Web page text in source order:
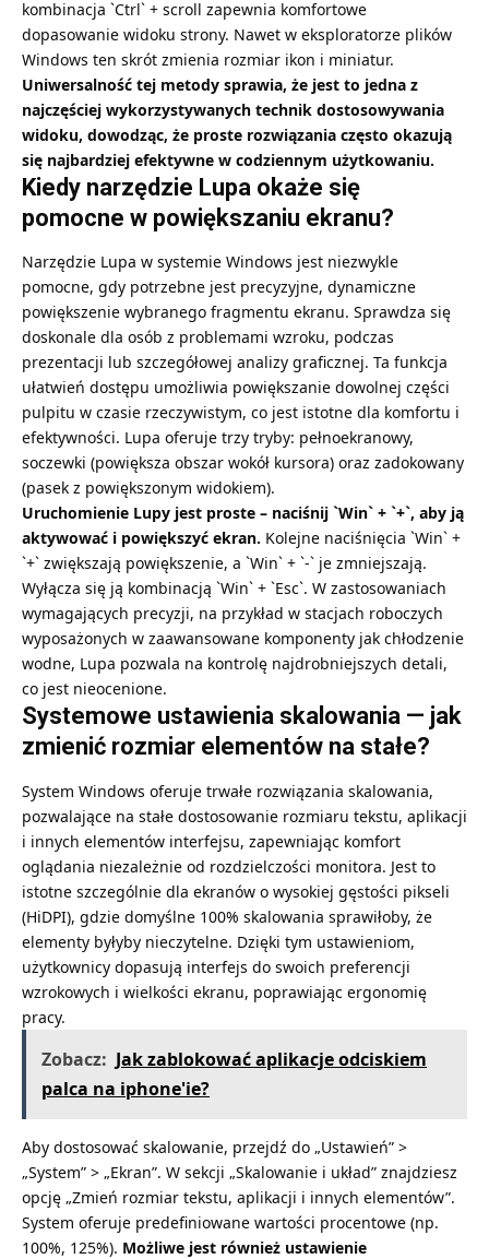
kombinacja `Ctrl` + scroll zapewnia komfortowe
dopasowanie widoku strony. Nawet w eksploratorze plików
Windows ten skrót zmienia rozmiar ikon i miniatur.
Uniwersalność tej metody sprawia, że jest to jedna z
najczęściej wykorzystywanych technik dostosowywania
widoku, dowodząc, że proste rozwiązania często okazują
się najbardziej efektywne w codziennym użytkowaniu.
Kiedy narzędzie Lupa okaże się
pomocne w powiększaniu ekranu?
Narzędzie Lupa w systemie Windows jest niezwykle
pomocne, gdy potrzebne jest precyzyjne, dynamiczne
powiększenie wybranego fragmentu ekranu. Sprawdza się
doskonale dla osób z problemami wzroku, podczas
prezentacji lub szczegółowej analizy graficznej. Ta funkcja
ułatwień dostępu umożliwia powiększanie dowolnej części
pulpitu w czasie rzeczywistym, co jest istotne dla komfortu i
efektywności. Lupa oferuje trzy tryby: pełnoekranowy,
soczewki (powiększa obszar wokół kursora) oraz zadokowany
(pasek z powiększonym widokiem).
Uruchomienie Lupy jest proste – naciśnij `Win` + `+`, aby ją
aktywować i powiększyć ekran. Kolejne naciśnięcia `Win` +
`+` zwiększają powiększenie, a `Win` + `-` je zmniejszają.
Wyłącza się ją kombinacją `Win` + `Esc`. W zastosowaniach
wymagających precyzji, na przykład w stacjach roboczych
wyposażonych w zaawansowane komponenty jak chłodzenie
wodne, Lupa pozwala na kontrolę najdrobniejszych detali,
co jest nieocenione.
Systemowe ustawienia skalowania — jak
zmienić rozmiar elementów na stałe?
System Windows oferuje trwałe rozwiązania skalowania,
pozwalające na stałe dostosowanie rozmiaru tekstu, aplikacji
i innych elementów interfejsu, zapewniając komfort
oglądania niezależnie od rozdzielczości monitora. Jest to
istotne szczególnie dla ekranów o wysokiej gęstości pikseli
(HiDPI), gdzie domyślne 100% skalowania sprawiłoby, że
elementy byłyby nieczytelne. Dzięki tym ustawieniom,
użytkownicy dopasują interfejs do swoich preferencji
wzrokowych i wielkości ekranu, poprawiając ergonomię
pracy.
Zobacz: Jak zablokować aplikacje odciskiem
palca na iphone'ie?
Aby dostosować skalowanie, przejdź do „Ustawień” >
„System” > „Ekran”. W sekcji „Skalowanie i układ” znajdziesz
opcję „Zmień rozmiar tekstu, aplikacji i innych elementów”.
System oferuje predefiniowane wartości procentowe (np.
100%, 125%). Możliwe jest również ustawienie